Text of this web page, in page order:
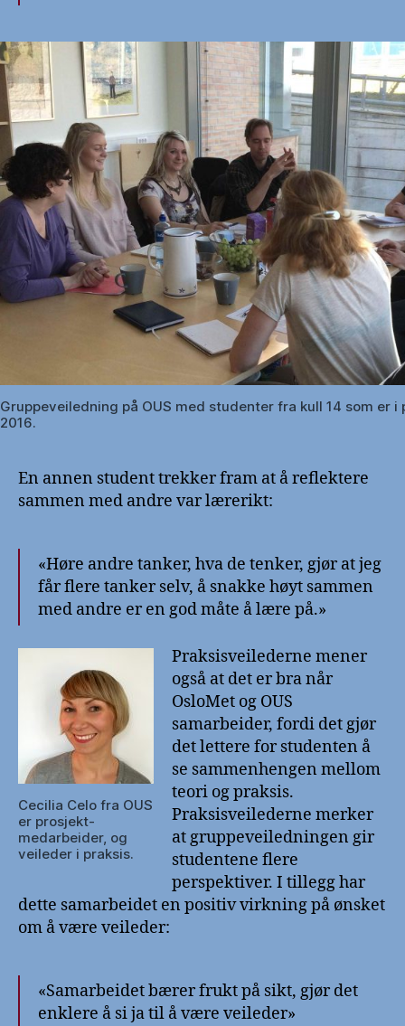
Gruppeveiledning på OUS med studenter fra kull 14 som er i
2016.
En annen student trekker fram at å reflektere
sammen med andre var lærerikt:
«Høre andre tanker, hva de tenker, gjør at jeg
får flere tanker selv, å snakke høyt sammen
med andre er en god måte å lære på.»
Cecilia Celo fra OUS
er prosjekt-
medarbeider, og
veileder i praksis.
Praksisveilederne mener
også at det er bra når
OsloMet og OUS
samarbeider, fordi det gjør
det lettere for studenten å
se sammenhengen mellom
teori og praksis.
Praksisveilederne merker
at gruppeveiledningen gir
studentene flere
perspektiver. I tillegg har
dette samarbeidet en positiv virkning på ønsket
om å være veileder:
«Samarbeidet bærer frukt på sikt, gjør det
enklere å si ja til å være veileder»